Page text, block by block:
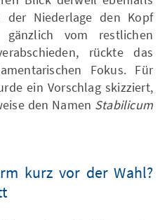
der Niederlage den Kopf
vom restlichen
rückte das
Fokus. Für
ein Vorschlag skizziert,
den Namen Stabilicum
kurz vor der Wahl?